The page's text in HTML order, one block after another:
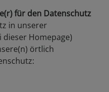
für den Datenschutz
in unserer
dieser Homepage)
örtlich